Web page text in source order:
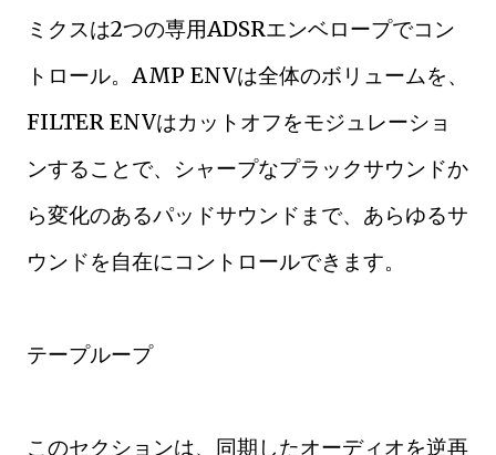
ミクスは2つの専用ADSRエンベロープでコン
トロール。AMP ENVは全体のボリュームを、
FILTER ENVはカットオフをモジュレーショ
ンすることで、シャープなプラックサウンドか
ら変化のあるパッドサウンドまで、あらゆるサ
ウンドを自在にコントロールできます。
テープループ
このセクションは、同期したオーディオを逆再